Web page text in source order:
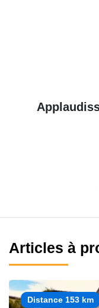
Articles à
Distance 153 km